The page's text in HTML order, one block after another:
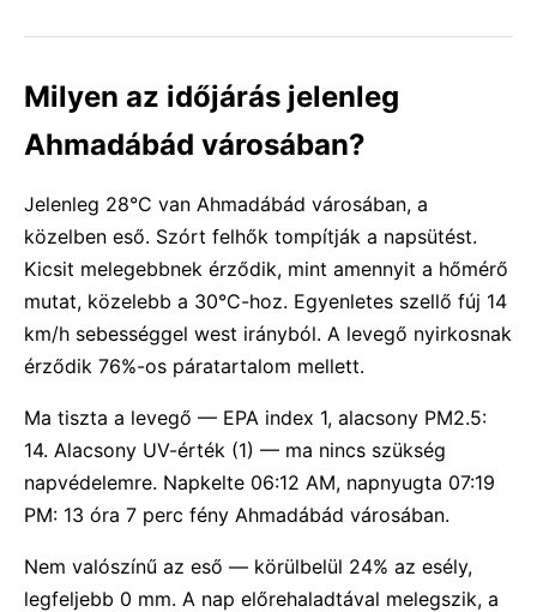
Milyen az időjárás jelenleg
Ahmadábád városában?
Jelenleg 28°C van Ahmadábád városában, a
közelben eső. Szórt felhők tompítják a napsütést.
Kicsit melegebbnek érződik, mint amennyit a hőmérő
mutat, közelebb a 30°C-hoz. Egyenletes szellő fúj 14
km/h sebességgel west irányból. A levegő nyirkosnak
érződik 76%-os páratartalom mellett.
Ma tiszta a levegő — EPA index 1, alacsony PM2.5:
14. Alacsony UV-érték (1) — ma nincs szükség
napvédelemre. Napkelte 06:12 AM, napnyugta 07:19
PM: 13 óra 7 perc fény Ahmadábád városában.
Nem valószínű az eső — körülbelül 24% az esély,
legfeljebb 0 mm. A nap előrehaladtával melegszik, a